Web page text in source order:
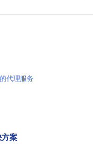
代理服务
案